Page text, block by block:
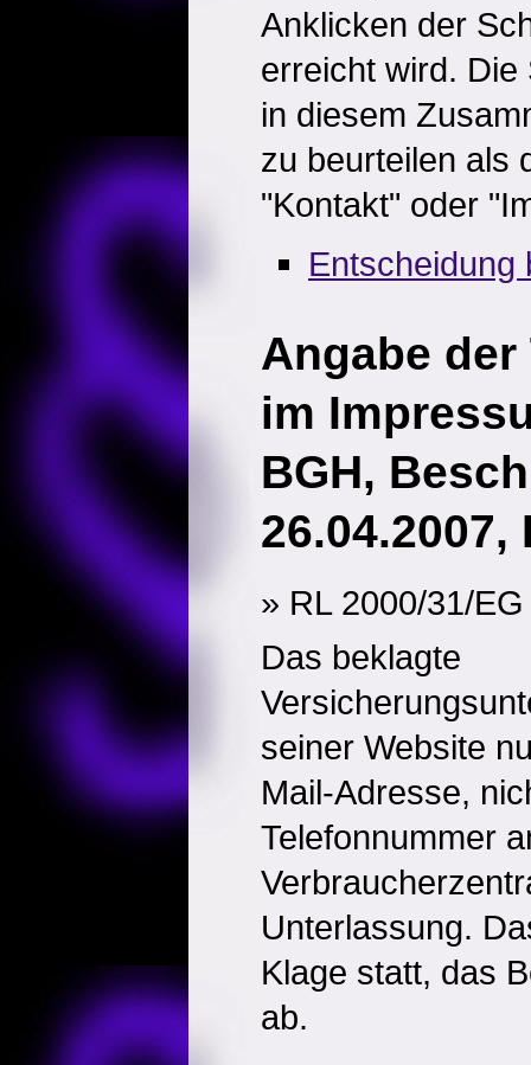
Anklicken der
erreicht wird.
in diesem
zu beurteilen als
"Kontakt" oder
Entscheidung
Angabe
im
BGH,
26.04.2007,
» RL 2000/31/
Das beklagte
seiner Website
Mail-Adresse,
Telefonnummer
Unterlassung.
Klage statt, das
ab.